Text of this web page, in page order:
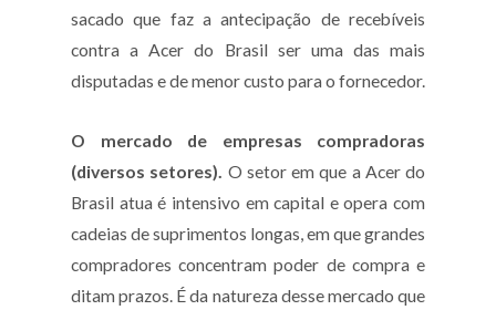
sacado que faz a antecipação de recebíveis
contra a Acer do Brasil ser uma das mais
disputadas e de menor custo para o fornecedor.
O mercado de empresas compradoras
(diversos setores). O setor em que a Acer do
Brasil atua é intensivo em capital e opera com
cadeias de suprimentos longas, em que grandes
compradores concentram poder de compra e
ditam prazos. É da natureza desse mercado que